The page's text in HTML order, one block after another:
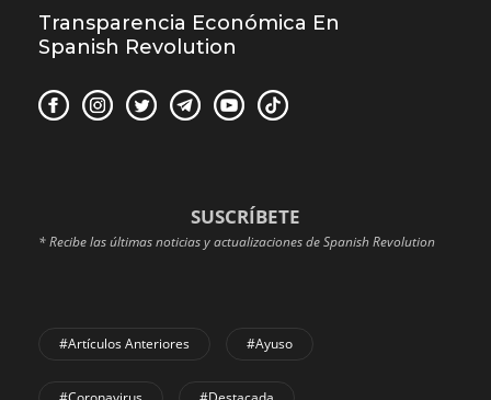
Transparencia Económica En
Spanish Revolution
SUSCRÍBETE
* Recibe las últimas noticias y actualizaciones de Spanish Revolution
#Artículos Anteriores #Ayuso